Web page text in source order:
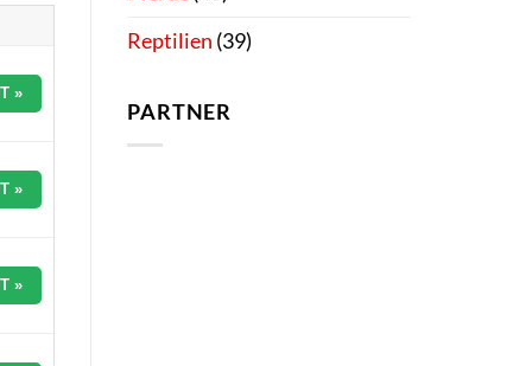
»
»
»
Reptilien (39)
PARTNER